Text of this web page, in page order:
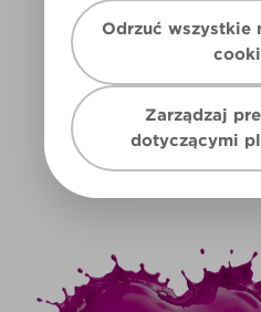
Odrzuć wszystkie
Zarządzaj
dotyczącymi